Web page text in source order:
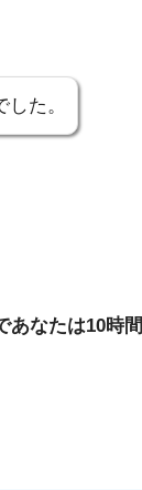
た。
あなたは10時間